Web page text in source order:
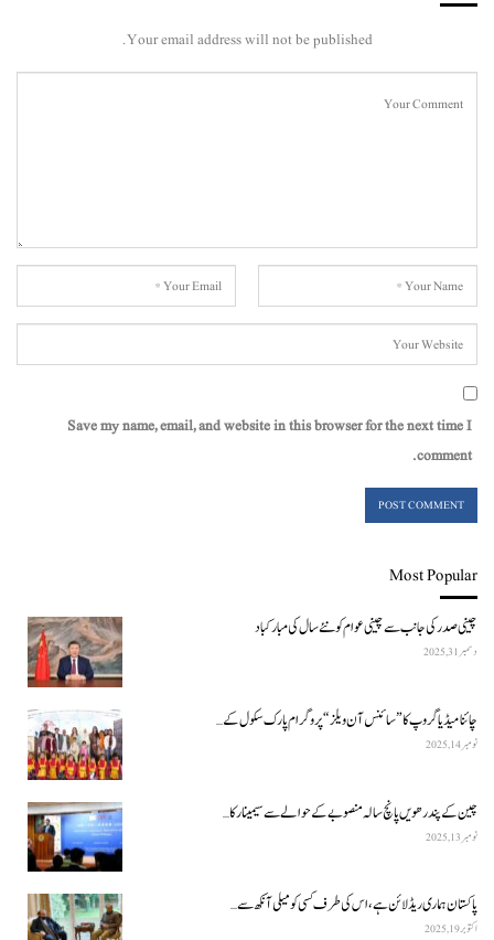
Your email address will not be published.
Save my name, email, and website in this browser for the next time I
comment.
Most Popular
چینی صدر کی جانب سے چینی عوام کو نئے سال کی مبارکباد
دسمبر 31, 2025
چائنا میڈیا گروپ کا ”سائنس آن ویلز“ پروگرام پارک سکول کے…
نومبر 14, 2025
چین کے پندرھویں پانچ سالہ منصوبے کے حوالے سے سیمینار کا…
نومبر 13, 2025
پاکستان ہماری ریڈ لائن ہے، اس کی طرف کسی کو میلی آنکھ سے…
اکتوبر 19, 2025